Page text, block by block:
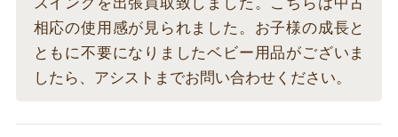
スイングを出張買取致しました。こちらは中古
相応の使用感が見られました。お子様の成長と
ともに不要になりましたベビー用品がございま
したら、アシストまでお問い合わせください。